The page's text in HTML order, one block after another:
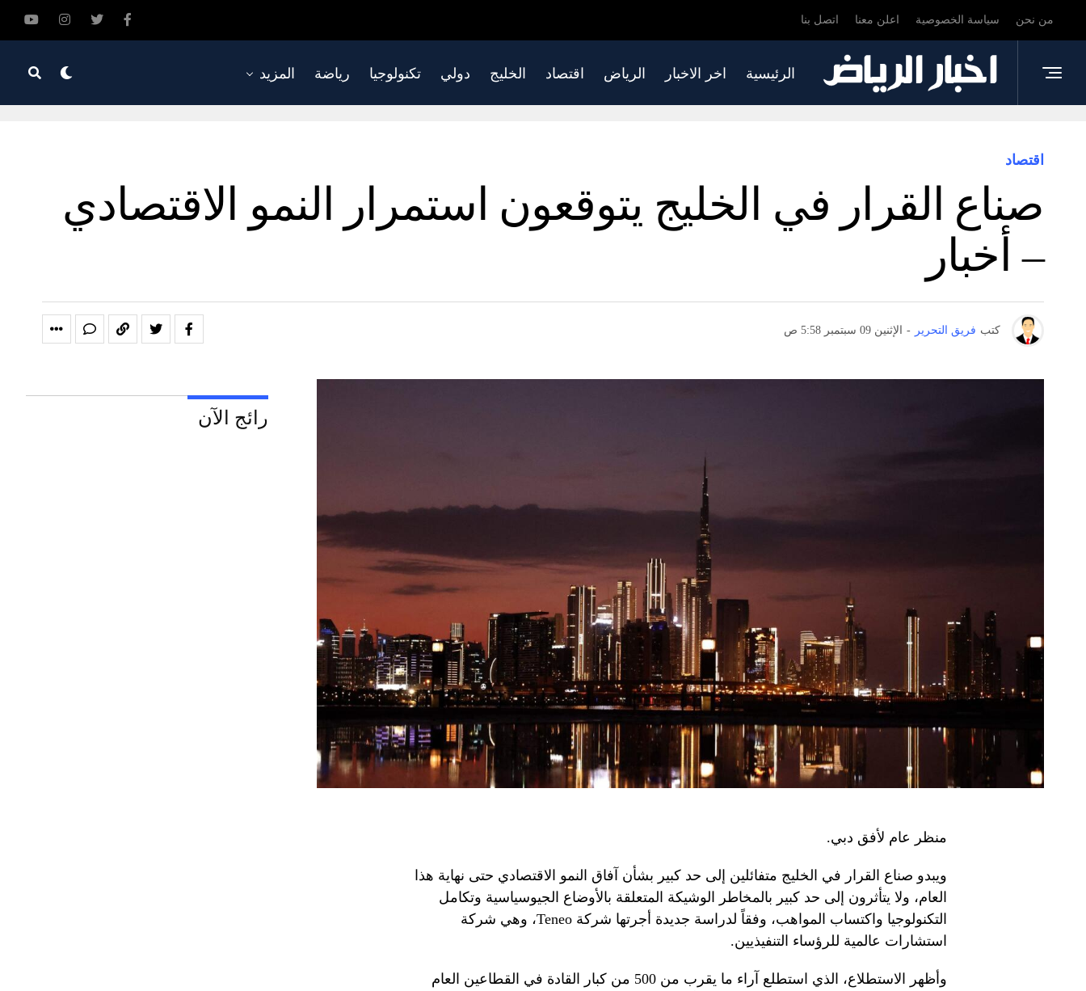
من نحن سياسة الخصوصية اعلن معنا اتصل بنا
الرئيسية اخر الاخبار الرياض اقتصاد الخليج دولي تكنولوجيا رياضة المزيد
اقتصاد
صناع القرار في الخليج يتوقعون استمرار النمو الاقتصادي
– أخبار
كتب فريق التحرير - الإثنين 09 سبتمبر 5:58 ص
منظر عام لأفق دبي.
ويبدو صناع القرار في الخليج متفائلين إلى حد كبير بشأن آفاق النمو الاقتصادي حتى نهاية هذا
العام، ولا يتأثرون إلى حد كبير بالمخاطر الوشيكة المتعلقة بالأوضاع الجيوسياسية وتكامل
التكنولوجيا واكتساب المواهب، وفقاً لدراسة جديدة أجرتها شركة Teneo، وهي شركة
استشارات عالمية للرؤساء التنفيذيين.
وأظهر الاستطلاع، الذي استطلع آراء ما يقرب من 500 من كبار القادة في القطاعين العام
رائج الآن